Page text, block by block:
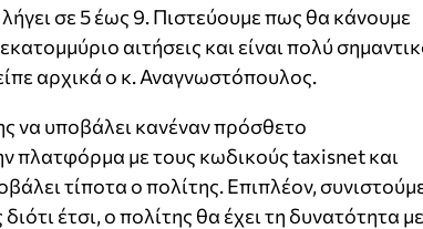
σε 5 έως 9. Πιστεύουμε πως θα κάνουμε
αιτήσεις και είναι πολύ
αρχικά ο κ. Αναγνωστόπουλος.
να υποβάλει κανέναν πρόσθετο
πλατφόρμα με τους κωδικούς taxisnet και
τίποτα ο πολίτης. Επιπλέον,
έτσι, ο πολίτης θα έχει τη δυνατότητα με